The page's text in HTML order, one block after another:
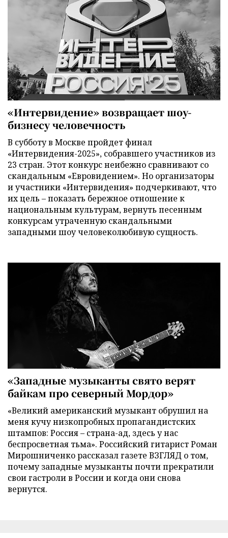
«Интервидение» возвращает шоу-
бизнесу человечность
В субботу в Москве пройдет финал
«Интервидения-2025», собравшего участников из
23 стран. Этот конкурс неибежно сравнивают со
скандальным «Евровидением». Но организаторы
и участники «Интервидения» подчеркивают, что
их цель – показать бережное отношение к
национальным культурам, вернуть песенным
конкурсам утраченную скандальными
западными шоу человеколюбивую сущность.
«Западные музыканты свято верят
байкам про северный Мордор»
«Великий американский музыкант обрушил на
меня кучу низкопробных пропагандистских
штампов: Россия – страна-ад, здесь у нас
беспросветная тьма». Российский гитарист Роман
Мирошниченко рассказал газете ВЗГЛЯД о том,
почему западные музыканты почти прекратили
свои гастроли в России и когда они снова
вернутся.